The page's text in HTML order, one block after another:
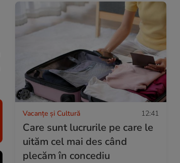
Vacanțe și Cultură 12:41
Care sunt lucrurile pe care le
uităm cel mai des când
plecăm în concediu